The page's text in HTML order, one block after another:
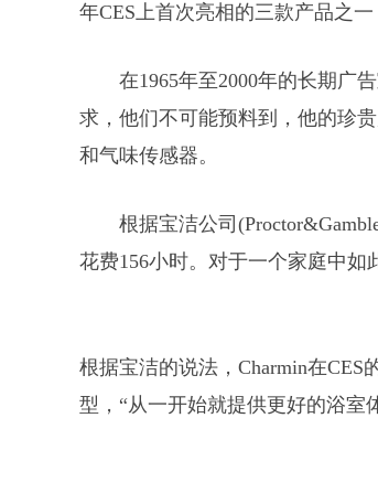
年CES上首次亮相的三款产品之一
在1965年至2000年的长期广
求，他们不可能预料到，他的珍
和气味传感器。
根据宝洁公司
花费156小时。对于一个家庭中如
根据宝洁的说法，Charmin在CES
型，“从一开始就提供更好的浴室